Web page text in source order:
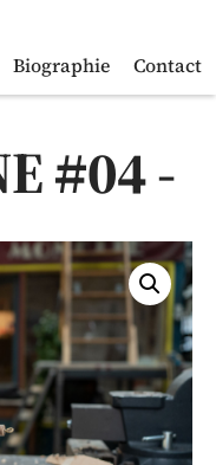
Biographie Contact
#04